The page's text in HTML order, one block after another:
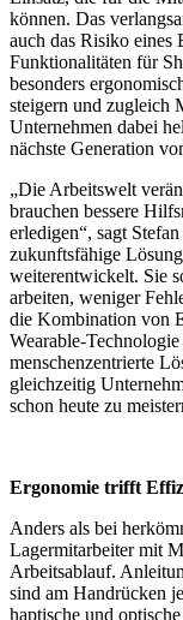
können. Das
auch das Risiko
Funktionalitäten für
besonders
steigern und zugleich
Unternehmen dabei
nächste Generation
„Die Arbeitswelt
brauchen bessere
erledigen“, sagt
zukunftsfähige
weiterentwickelt. Sie
arbeiten, weniger
die Kombination von
Wearable-
menschenzentrierte
gleichzeitig
schon heute zu
Ergonomie trifft
Anders als bei
Lagermitarbeiter mit
Arbeitsablauf.
sind am Handrücken
haptische und